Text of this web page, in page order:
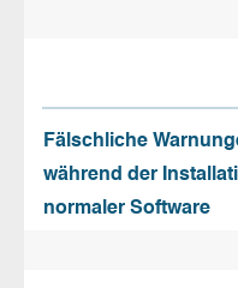
Fälschliche
während der
normaler Software